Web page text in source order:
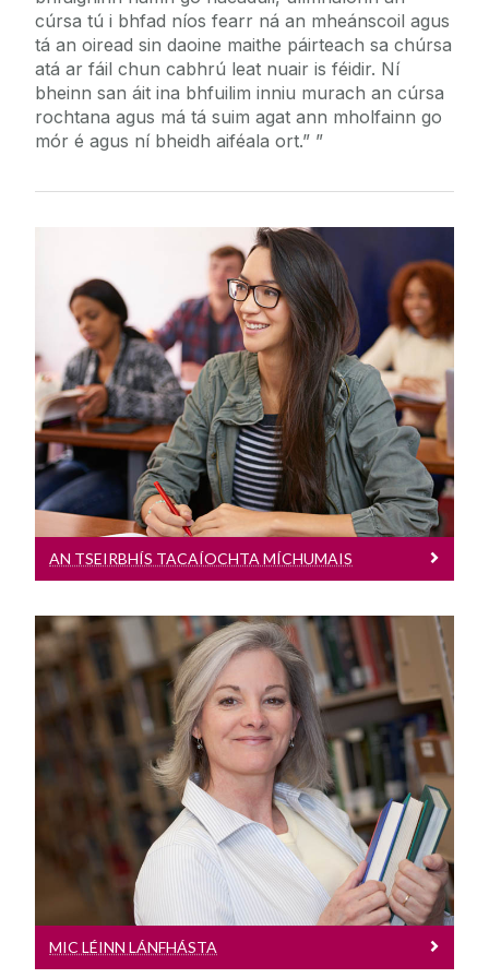
cúrsa tú i bhfad níos fearr ná an mheánscoil agus
tá an oiread sin daoine maithe páirteach sa chúrsa
atá ar fáil chun cabhrú leat nuair is féidir. Ní
bheinn san áit ina bhfuilim inniu murach an cúrsa
rochtana agus má tá suim agat ann mholfainn go
mór é agus ní bheidh aiféala ort.”
An TSeirbhís Tacaíochta Míchumais
Eolas agus comhairle a chur ar fáil do
mhic léinn faoi mhíchumas.
AN TSEIRBHÍS TACAÍOCHTA MÍCHUMAIS
Mic Léinn Lánfhásta
Eolas agus comhairle a chur ar fáil
maidir le hiarratas a dhéanamh ar chéim
lánaimseartha agus tacaíocht a chur ar
fáil do mhic léinn lánfhásta agus
bonnleibhéil reatha
MIC LÉINN LÁNFHÁSTA